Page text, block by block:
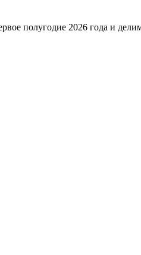
полугодие 2026 года и